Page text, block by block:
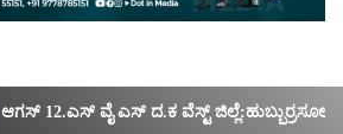
ಆಗಸ್ 12.ಎಸ್ ವೈ ಎಸ್ ದ.ಕ ವೆಸ್ಟ್ ಜಿಲ್ಲೆ:ಹುಬ್ಬುರ್ರಸೂಲ್